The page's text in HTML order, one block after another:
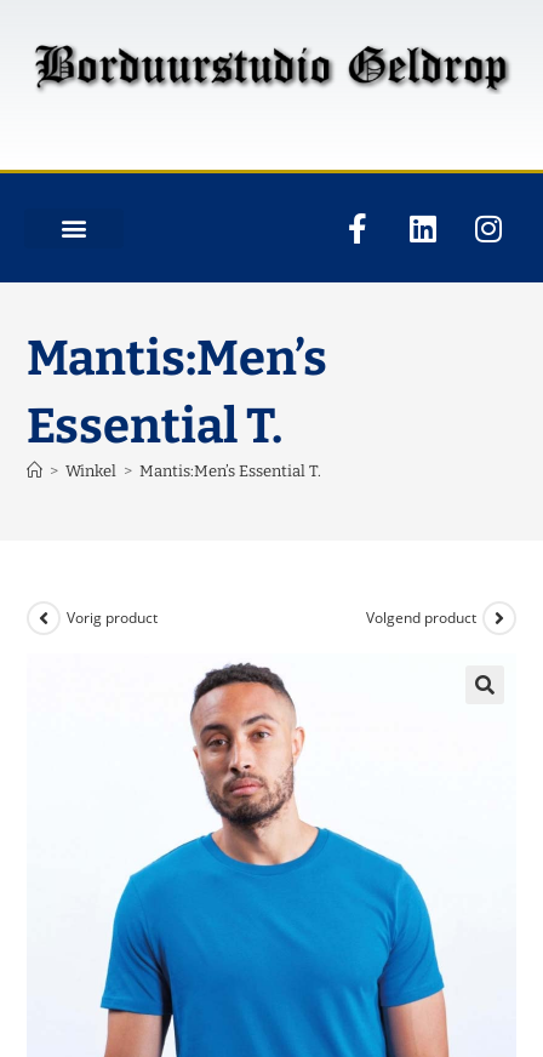
Mantis:Men’s
Essential T.
> Winkel > Mantis:Men’s Essential T.
Vorig product Volgend product